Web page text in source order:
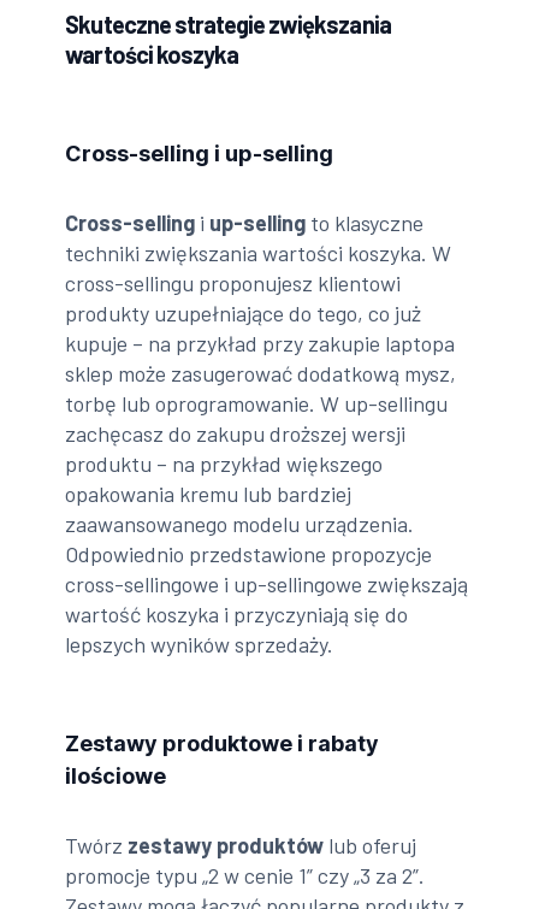
Skuteczne strategie zwiększania
wartości koszyka
Cross-selling i up-selling
Cross-selling i up-selling to klasyczne
techniki zwiększania wartości koszyka. W
cross-sellingu proponujesz klientowi
produkty uzupełniające do tego, co już
kupuje – na przykład przy zakupie laptopa
sklep może zasugerować dodatkową mysz,
torbę lub oprogramowanie. W up-sellingu
zachęcasz do zakupu droższej wersji
produktu – na przykład większego
opakowania kremu lub bardziej
zaawansowanego modelu urządzenia.
Odpowiednio przedstawione propozycje
cross-sellingowe i up-sellingowe zwiększają
wartość koszyka i przyczyniają się do
lepszych wyników sprzedaży.
Zestawy produktowe i rabaty
ilościowe
Twórz zestawy produktów lub oferuj
promocje typu „2 w cenie 1” czy „3 za 2”.